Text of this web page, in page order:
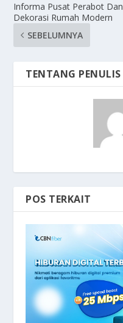
Informa Pusat Perabot Dan
Dekorasi Rumah Modern
SEBELUMNYA
TENTANG PENULIS
POS TERKAIT